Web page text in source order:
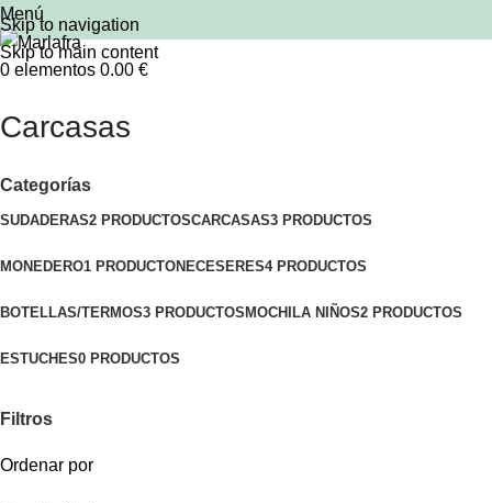
Skip to navigation
Skip to main content
Menú
0 elementos 0.00 €
Carcasas
Categorías
SUDADERAS2 PRODUCTOSCARCASAS3 PRODUCTOS
MONEDERO1 PRODUCTONECESERES4 PRODUCTOS
BOTELLAS/TERMOS3 PRODUCTOS MOCHILA NIÑOS2 PRODUCTOS
ESTUCHES0 PRODUCTOS
Filtros
Ordenar por